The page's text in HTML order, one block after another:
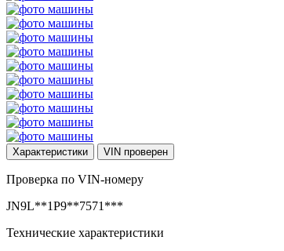
Характеристики VIN проверен
Проверка по VIN-номеру
JN9L**1P9**7571***
Технические характеристики